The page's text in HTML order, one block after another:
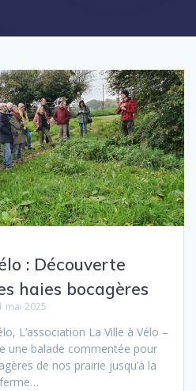
: Découverte
haies bocagères
mai 2025
L’association La Ville à Vélo –
une balade commentée pour
de nos prairie jusqu’à la
ferme…